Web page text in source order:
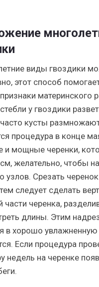
виды гвоздики
этот способ
материнского
у гвоздики
кусты
процедура в конце
и мощные черенки,
желательно, чтобы
узлов. Срезать
следует сделать
части черенка,
длины. Этим
в хорошо
Если процедура
недель на черенке